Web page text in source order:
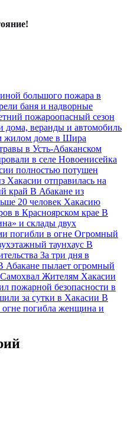
большого пожара в
баня и надворные
пожароопасный сезон
дома, веранды и автомобиль
жилом доме в Шира
в Усть-Абаканском
в селе Новоенисейка
полностью потушен
Хакасии отправилась на
край В Абакане из
20 человек Хакасию
в Красноярском крае В
и склады двух
погибли в огне Огромный
таунхаус В
За три дня в
Абакане пылает огромный
Жителям Хакасии
пожарной безопасности в
за сутки в Хакасии В
погибла женщина и